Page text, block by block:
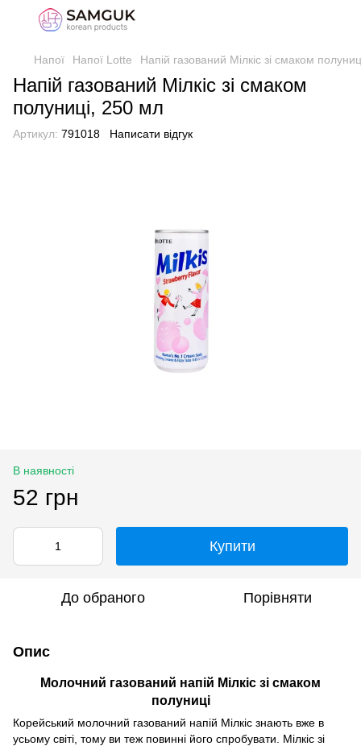
Напої Напої Lotte Напій газований Мілкіс зі смаком
Напій газований Мілкіс зі смаком
полуниці, 250 мл
Артикул: 791018 Написати відгук
В наявності
52 грн
Купити
До обраного Порівняти
Опис
Молочний газований напій Мілкіс зі смаком
полуниці
Корейський молочний газований напій Мілкіс знають вже в
усьому світі, тому ви теж повинні його спробувати. Мілкіс зі